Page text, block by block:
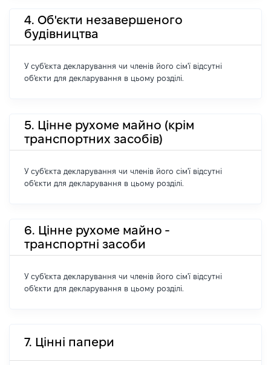
4. Об'єкти незавершеного
будівництва
У суб'єкта декларування чи членів його сім'ї відсутні
об'єкти для декларування в цьому розділі.
5. Цінне рухоме майно (крім
транспортних засобів)
У суб'єкта декларування чи членів його сім'ї відсутні
об'єкти для декларування в цьому розділі.
6. Цінне рухоме майно -
транспортні засоби
У суб'єкта декларування чи членів його сім'ї відсутні
об'єкти для декларування в цьому розділі.
7. Цінні папери